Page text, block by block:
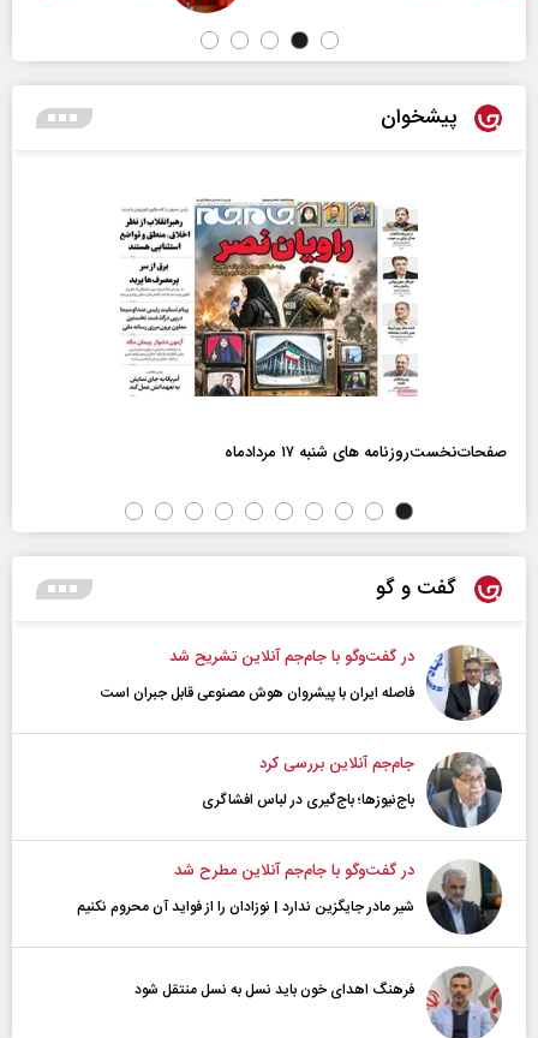
پیشخوان
صفحات‌نخست‌روزنامه ها‌ی شنبه ۱۷ مردادماه
گفت و گو
در گفت‌و‌گو با جام‌جم آنلاین تشریح شد
فاصله ایران با پیشرو‌ان هوش مصنوعی قابل جبران است
جام‌جم آنلاین بررسی کرد
باج‌نیوزها؛ باج‌گیری در لباس افشاگری
در گفت‌و‌گو با جام‌جم آنلاین مطرح شد
شیر مادر جایگزین ندارد | نوزادان را از فواید آن محروم نکنیم
فرهنگ اهدای خون باید نسل به نسل منتقل شود